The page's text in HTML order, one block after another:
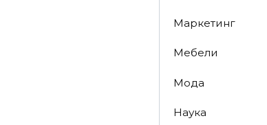
Маркетинг
Мебели
Мода
Наука